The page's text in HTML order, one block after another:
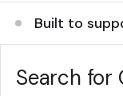
Built to
Search for